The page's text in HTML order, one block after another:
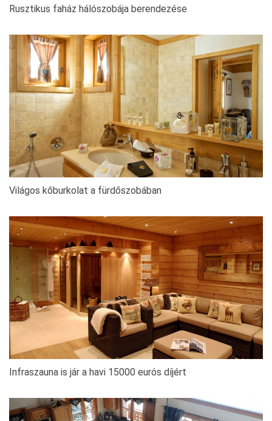
Rusztikus faház hálószobája berendezése
Világos kőburkolat a fürdőszobában
Infraszauna is jár a havi 15000 eurós díjért